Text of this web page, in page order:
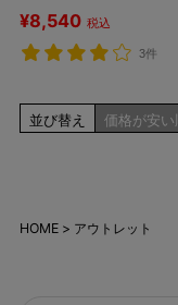
¥8,540 税込
3件
並び替え 価格が安い
HOME アウトレット